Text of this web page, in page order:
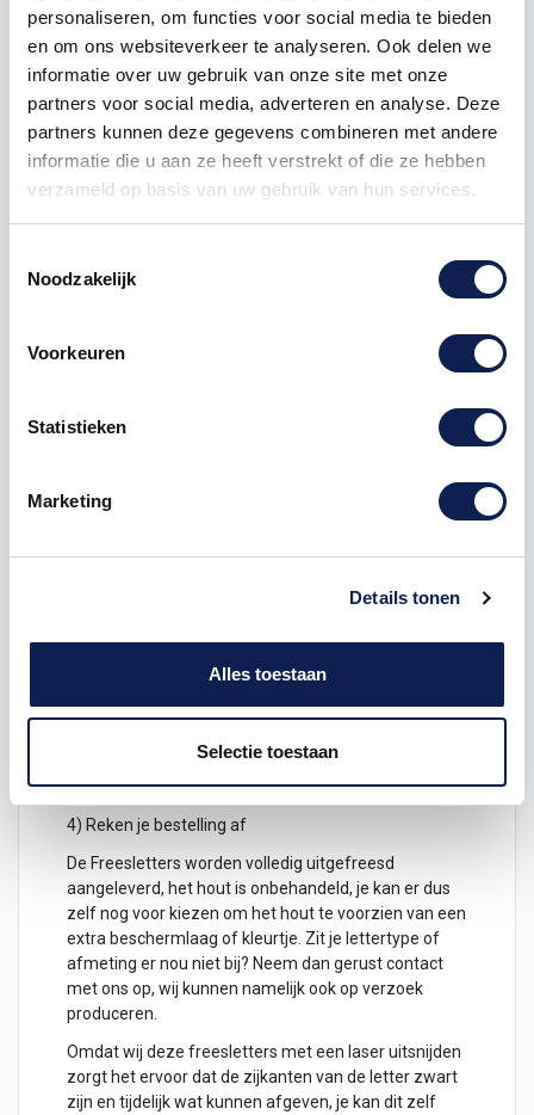
personaliseren, om functies voor social media te bieden
en om ons websiteverkeer te analyseren. Ook delen we
informatie over uw gebruik van onze site met onze
partners voor social media, adverteren en analyse. Deze
partners kunnen deze gegevens combineren met andere
informatie die u aan ze heeft verstrekt of die ze hebben
verzameld op basis van uw gebruik van hun services.
Noodzakelijk
Voorkeuren
Statistieken
Marketing
Details tonen
Alles toestaan
Selectie toestaan
€ 0,88 € 175,00
500 € 0,70 € 525,00
750 € 0,53 € 918,75
Houten Freesletter N Big John MDF Bruin
De freesletter N is te bestellen vanaf een hoogte van
houtsoort, maar is niet geschikt voor buitengebruik.
2) Hoeveel freesletters wil je ontvangen? geef het
aantal letters aan
3) Plaats het in je winkelwagen
4) Reken je bestelling af
De Freesletters worden volledig uitgefreesd
aangeleverd, het hout is onbehandeld, je kan er dus
zelf nog voor kiezen om het hout te voorzien van een
extra beschermlaag of kleurtje. Zit je lettertype of
afmeting er nou niet bij? Neem dan gerust contact
met ons op, wij kunnen namelijk ook op verzoek
produceren.
Omdat wij deze freesletters met een laser uitsnijden
zorgt het ervoor dat de zijkanten van de letter zwart
zijn en tijdelijk wat kunnen afgeven, je kan dit zelf